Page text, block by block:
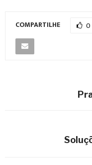
COMPARTILHE 0